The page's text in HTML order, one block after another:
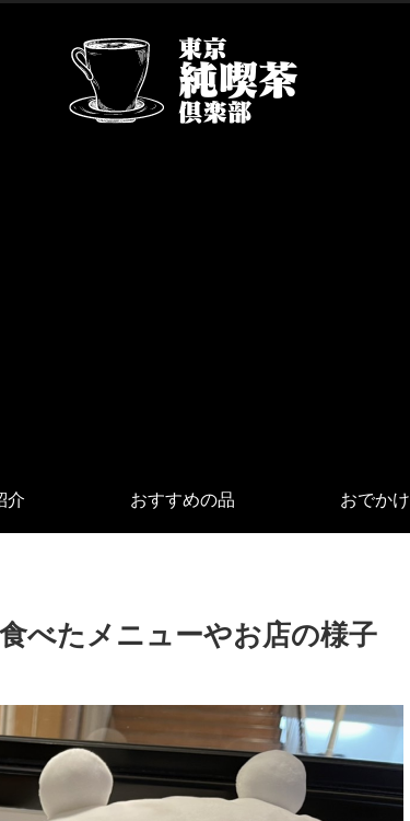
介 おすすめの品 おでかけ
べたメニューやお店の様子